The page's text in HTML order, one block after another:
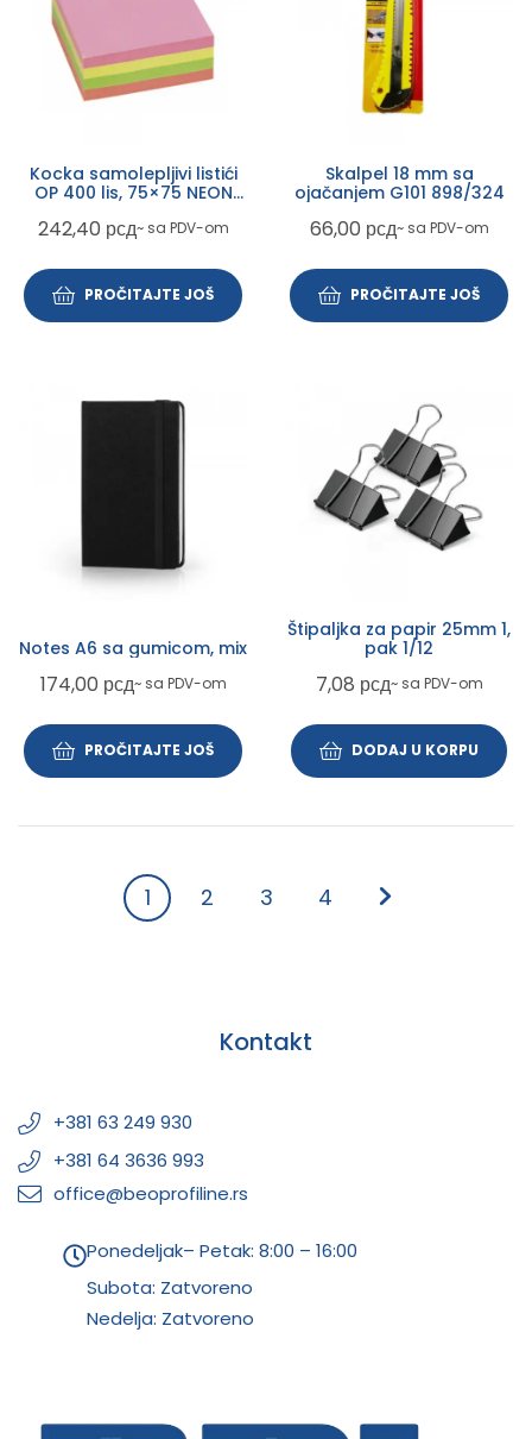
Kocka samolepljivi listići
OP 400 lis, 75×75 NEON
242,40 рсд~ sa PDV-om
PROČITAJTE JOŠ
Skalpel 18 mm sa
ojačanjem G101 898/324
66,00 рсд~ sa PDV-om
PROČITAJTE JOŠ
Notes A6 sa gumicom, mix
174,00 рсд~ sa PDV-om
PROČITAJTE JOŠ
Štipaljka za papir 25mm 1,
pak 1/12
7,08 рсд~ sa PDV-om
DODAJ U KORPU
1 2 3 4
Kontakt
+381 63 249 930
+381 64 3636 993
office@beoprofiline.rs
Ponedeljak– Petak: 8:00 – 16:00
Subota: Zatvoreno
Nedelja: Zatvoreno